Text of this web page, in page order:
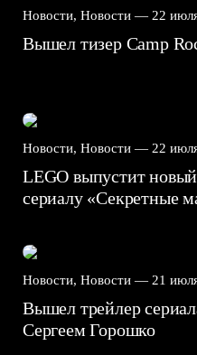
Новости, Новости — 22
Вышел тизер Camp
Новости, Новости — 22
LEGO выпустит
сериалу «Секретные
Новости, Новости — 21
Вышел трейлер
Сергеем Горошко